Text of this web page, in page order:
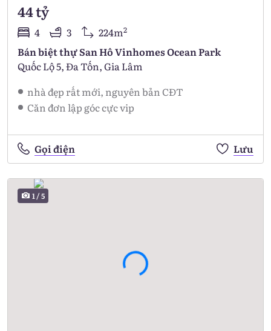
44 tỷ
4 3 224m2
Bán biệt thự San Hô Vinhomes Ocean Park
Quốc Lộ 5, Đa Tốn, Gia Lâm
nhà đẹp rất mới, nguyên bản CĐT
Căn đơn lập góc cực vip
Gọi điện Lưu
1/5